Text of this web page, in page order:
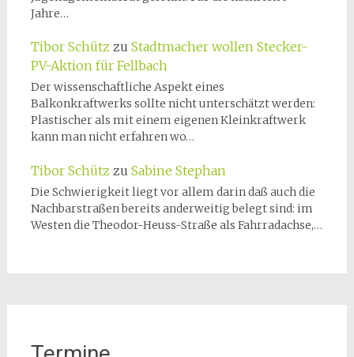
Jahre…
Tibor Schütz zu Stadtmacher wollen Stecker-
PV-Aktion für Fellbach
Der wissenschaftliche Aspekt eines
Balkonkraftwerks sollte nicht unterschätzt werden:
Plastischer als mit einem eigenen Kleinkraftwerk
kann man nicht erfahren wo…
Tibor Schütz zu Sabine Stephan
Die Schwierigkeit liegt vor allem darin daß auch die
Nachbarstraßen bereits anderweitig belegt sind: im
Westen die Theodor-Heuss-Straße als Fahrradachse,…